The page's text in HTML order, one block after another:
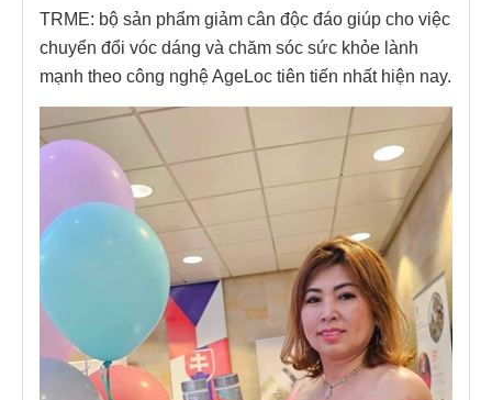
TRME: bộ sản phẩm giảm cân độc đáo giúp cho việc
chuyển đổi vóc dáng và chăm sóc sức khỏe lành
mạnh theo công nghệ AgeLoc tiên tiến nhất hiện nay.